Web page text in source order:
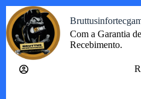
Pular
para
o
conteúdo
Com a Garantia
Recebimento.